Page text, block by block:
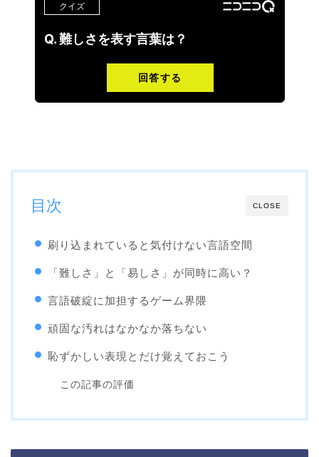
CLOSE
目次
刷り込まれていると気付けない言語空間
「難しさ」と「易しさ」が同時に高い？
言語破綻に加担するゲーム界隈
頑固な汚れはなかなか落ちない
恥ずかしい表現とだけ覚えておこう
この記事の評価